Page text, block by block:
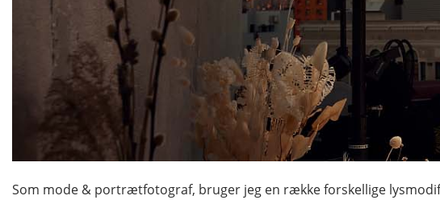
Som mode & portrætfotograf, bruger jeg en række forskellige